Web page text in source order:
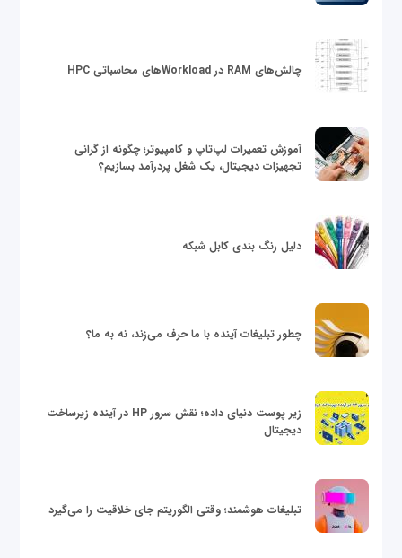
چالش‌های RAM در Workloadهای محاسباتی HPC
آموزش تعمیرات لپ‌تاپ و کامپیوتر؛ چگونه از گرانی
تجهیزات دیجیتال، یک شغل پردرآمد بسازیم؟
دلیل رنگ بندی کابل شبکه
چطور تبلیغات آینده با ما حرف می‌زند، نه به ما؟
زیر پوست دنیای داده؛ نقش سرور HP در آینده زیرساخت
دیجیتال
تبلیغات هوشمند؛ وقتی الگوریتم جای خلاقیت را می‌گیرد